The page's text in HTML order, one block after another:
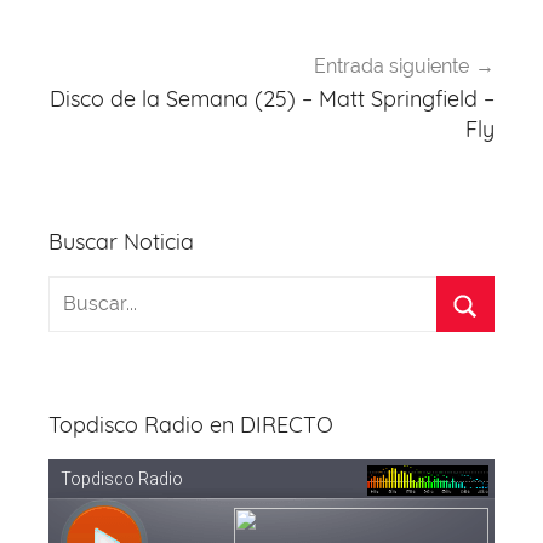
Entrada siguiente
Disco de la Semana (25) – Matt Springfield –
Fly
Buscar Noticia
Topdisco Radio en DIRECTO